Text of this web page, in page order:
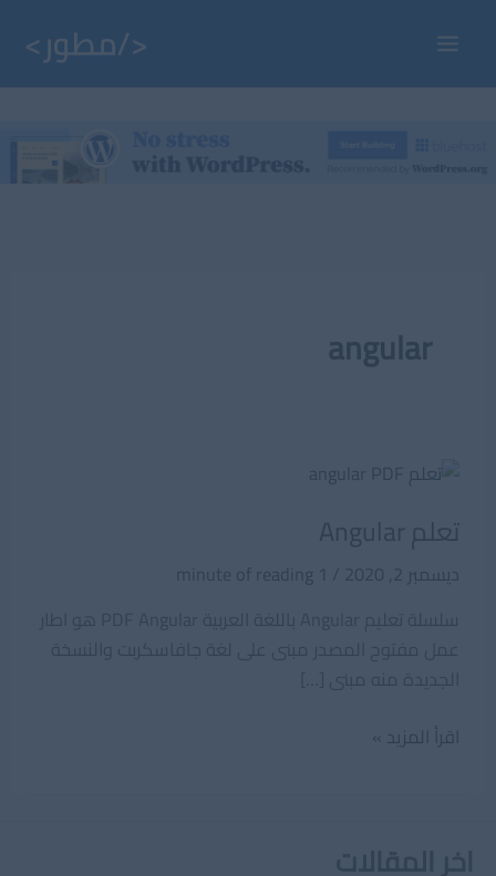
Main
angular
تعلم Angular
ديسمبر 2, 2020 /
1 minute of reading
تعلم
اقرأ المزيد »